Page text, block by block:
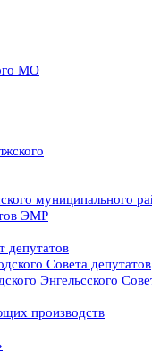
МО
муниципального
ЭМР
депутатов
Совета депутатов
Энгельсского
производств